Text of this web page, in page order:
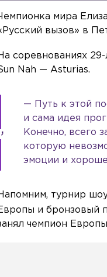
мира
вызов» в
соревнованиях
Nah — Asturias.
— Путь к этой
и сама идея
Конечно, всего
которую
эмоции и
турнир
и бронзовый
чемпион